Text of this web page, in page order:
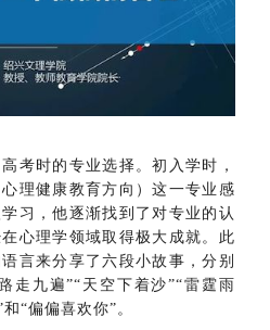
考时的专业选择。初入学时，
理健康教育方向）这一专业感
习，他逐渐找到了对专业的认
心理学领域取得极大成就。此
言来分享了六段小故事，分别
走九遍”“天空下着沙”“雷霆雨
“偏偏喜欢你”。